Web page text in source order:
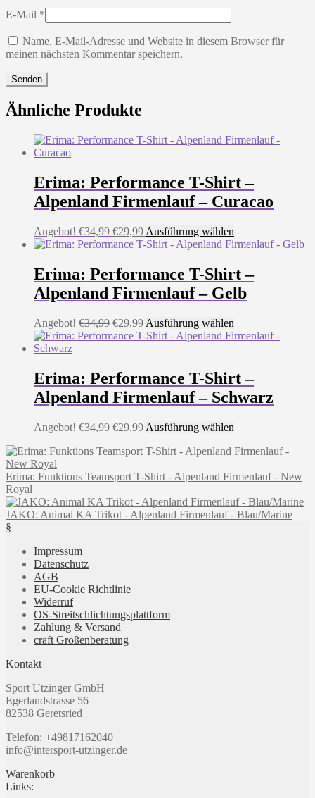
E-Mail *
Name, E-Mail-Adresse und Website in diesem Browser für
meinen nächsten Kommentar speichern.
Ähnliche Produkte
Erima: Performance T-Shirt –
Alpenland Firmenlauf – Curacao
Angebot! €34,99 Ursprünglicher
Preis
€34,99
€29,99Aktueller
Preis
Ausführung wählen
Produkt
mehrere
Varianten
auf.
können
auf
gewählt
werden
Erima: Performance T-Shirt –
Alpenland Firmenlauf – Gelb
Angebot! €34,99 Ursprünglicher
Preis
€29,99Aktueller
Preis
Ausführung wählen
Produkt
Varianten
auf.
Die
auf
der
gewählt
Erima: Performance T-Shirt –
Alpenland Firmenlauf – Schwarz
Angebot! €34,99 Ursprünglicher
war:
€29,99Aktueller
ist:
Ausführung wählen
weist
Varianten
Die
Optionen
Erima: Funktions Teamsport T-Shirt - Alpenland Firmenlauf - New
Royal
JAKO: Animal KA Trikot - Alpenland Firmenlauf - Blau/Marine
§
Impressum
Datenschutz
AGB
EU-Cookie Richtlinie
Widerruf
OS-Streitschlichtungsplattform
Zahlung & Versand
craft Größenberatung
Kontakt
Sport Utzinger GmbH
Egerlandstrasse 56
82538 Geretsried
Telefon: +49817162040
info@intersport-utzinger.de
Warenkorb
Links: